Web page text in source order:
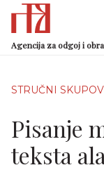
Agencija za odgoj i
STRUČNI
Pisanje
teksta